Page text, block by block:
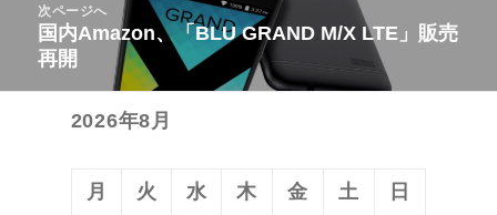
稿:
次ページへ
次
の
国内Amazon、「BLU GRAND M/X LTE」販売
再開
2026年8月
月 火 水 木 金 土 日